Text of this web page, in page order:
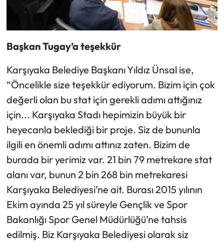
Başkan Tugay’a teşekkür
Karşıyaka Belediye Başkanı Yıldız Ünsal ise,
“Öncelikle size teşekkür ediyorum. Bizim için çok
değerli olan bu stat için gerekli adımı attığınız
için... Karşıyaka Stadı hepimizin büyük bir
heyecanla beklediği bir proje. Siz de bununla
ilgili en önemli adımı attınız zaten. Bizim de
burada bir yerimiz var. 21 bin 79 metrekare stat
alanı var, bunun 2 bin 268 bin metrekaresi
Karşıyaka Belediyesi’ne ait. Burası 2015 yılının
Ekim ayında 25 yıl süreyle Gençlik ve Spor
Bakanlığı Spor Genel Müdürlüğü’ne tahsis
edilmiş. Biz Karşıyaka Belediyesi olarak siz